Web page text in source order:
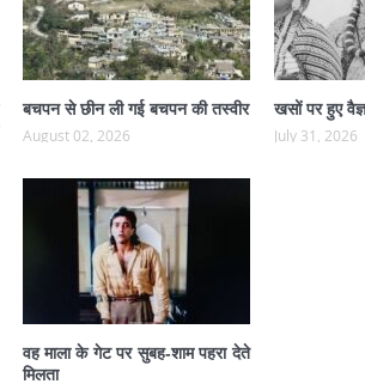
बचपन से छीन ली गई बचपन की तस्वीर
August 02, 2026
खसों पर हुए
July 31, 2026
वह माला के गेट पर सुबह-शाम पहरा देते
मिलता